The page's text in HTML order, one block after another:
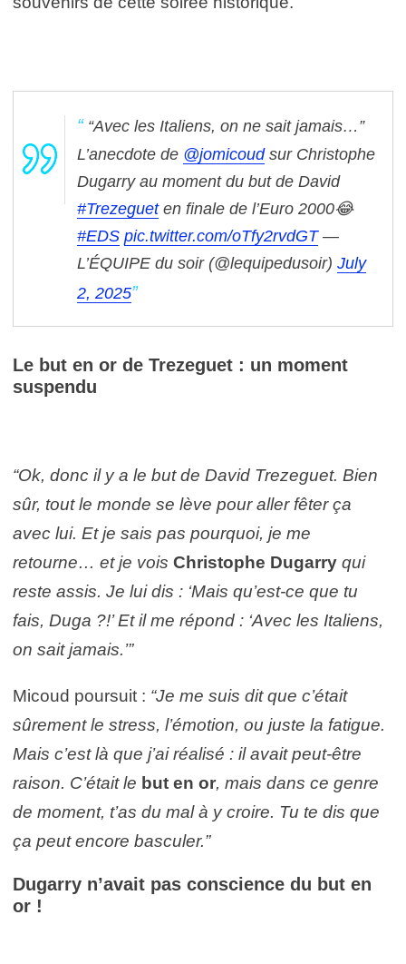
“Avec les Italiens, on ne sait jamais…”
L’anecdote de @jomicoudsur Christophe
Dugarry au moment du but de David
#Trezegueten finale de l’Euro 2000😂
#EDS pic.twitter.com/oTfy2rvdGT —
L’ÉQUIPE du soir (@lequipedusoir) July
2, 2025
Le but en or de Trezeguet : un moment
suspendu
“Ok, donc il y a le but de David Trezeguet. Bien
sûr, tout le monde se lève pour aller fêter ça
avec lui. Et je sais pas pourquoi, je me
retourne… et je vois Christophe Dugarry qui
reste assis. Je lui dis : ‘Mais qu’est-ce que tu
fais, Duga ?!’ Et il me répond : ‘Avec les Italiens,
on sait jamais.’”
Micoud poursuit : “Je me suis dit que c’était
sûrement le stress, l’émotion, ou juste la fatigue.
Mais c’est là que j’ai réalisé : il avait peut-être
raison. C’était le but en or, mais dans ce genre
de moment, t’as du mal à y croire. Tu te dis que
ça peut encore basculer.”
Dugarry n’avait pas conscience du but en
or !